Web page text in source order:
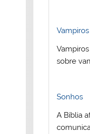
Vampiros
sobre
Sonhos
A Bíblia